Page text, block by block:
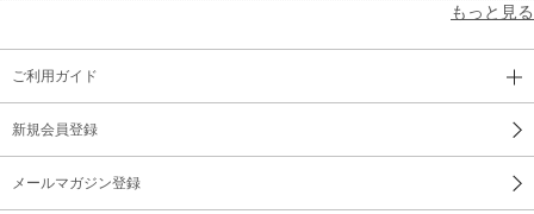
もっと見る
ご利用ガイド
新規会員登録
メールマガジン登録